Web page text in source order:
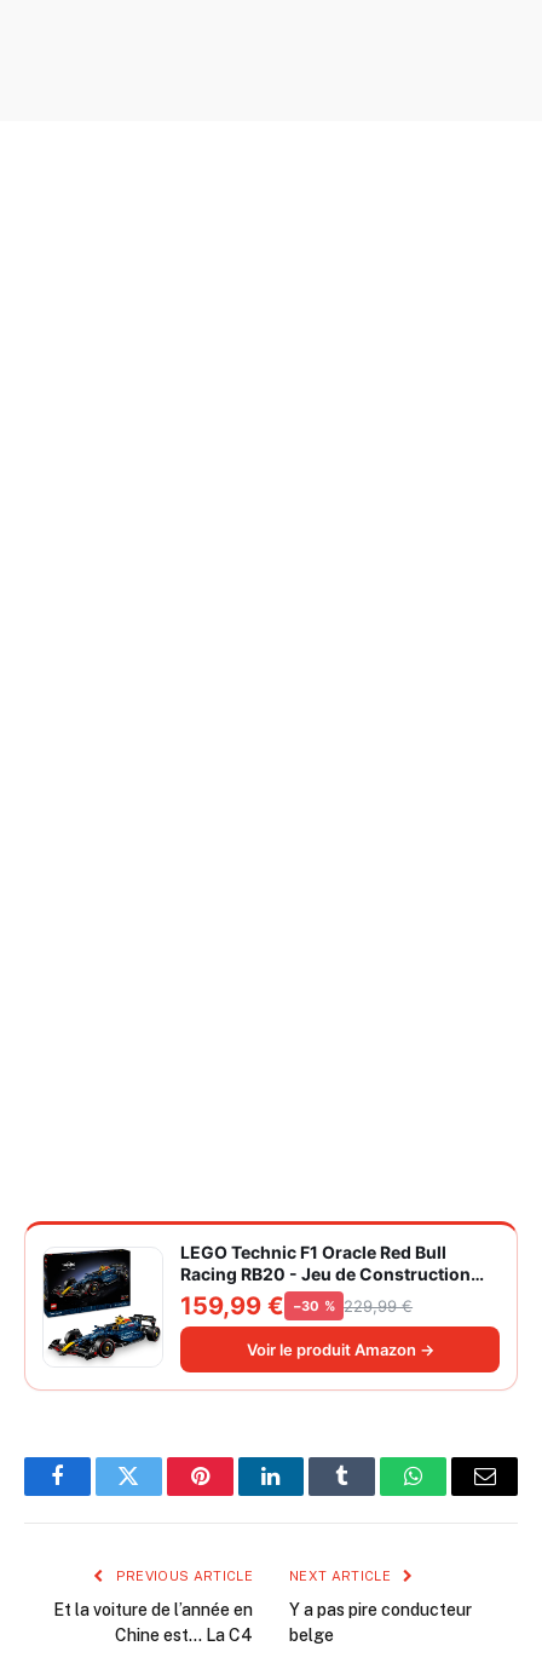
LEGO Technic F1 Oracle Red Bull
Racing RB20 - Jeu de Construction
Collector pour Adulte - Inclut Un
Moteur V6 et Une boîte de Vitesses -
Idée Cadeau pour passionnés de
Formule 1 42206
159,99 € −30 % 229,99 €
Voir le produit Amazon →
FacebookTwitter PinterestLinkedInTumblr WhatsAppEmail
PREVIOUS ARTICLE
Et la voiture de l’année en
Chine est… La C4
NEXT ARTICLE
Y a pas pire conducteur
belge